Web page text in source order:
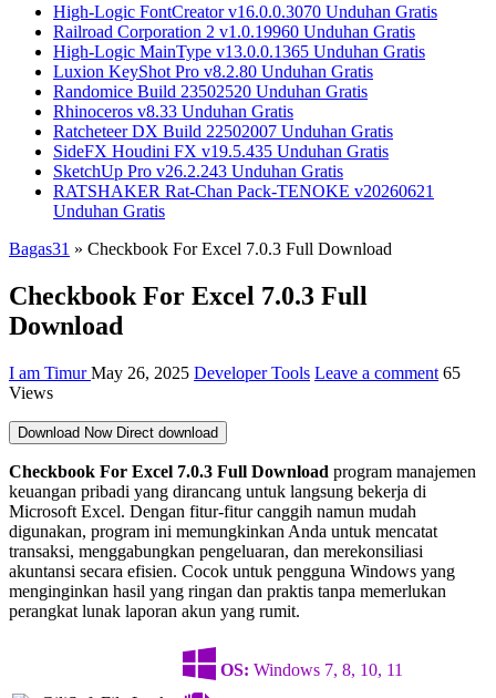
High-Logic FontCreator v16.0.0.3070 Unduhan Gratis
Railroad Corporation 2 v1.0.19960 Unduhan Gratis
High-Logic MainType v13.0.0.1365 Unduhan Gratis
Luxion KeyShot Pro v8.2.80 Unduhan Gratis
Randomice Build 23502520 Unduhan Gratis
Rhinoceros v8.33 Unduhan Gratis
Ratcheteer DX Build 22502007 Unduhan Gratis
SideFX Houdini FX v19.5.435 Unduhan Gratis
SketchUp Pro v26.2.243 Unduhan Gratis
RATSHAKER Rat-Chan Pack-TENOKE v20260621
Unduhan Gratis
Bagas31 » Checkbook For Excel 7.0.3 Full Download
Checkbook For Excel 7.0.3 Full
Download
I am TimurMay 26, 2025 Developer Tools Leave a comment 65
Views
Download Now Direct download
Checkbook For Excel 7.0.3 Full Download program manajemen
keuangan pribadi yang dirancang untuk langsung bekerja di
Microsoft Excel. Dengan fitur-fitur canggih namun mudah
digunakan, program ini memungkinkan Anda untuk mencatat
transaksi, menggabungkan pengeluaran, dan merekonsiliasi
akuntansi secara efisien. Cocok untuk pengguna Windows yang
menginginkan hasil yang ringan dan praktis tanpa memerlukan
perangkat lunak laporan akun yang rumit.
OS: Windows 7, 8, 10, 11